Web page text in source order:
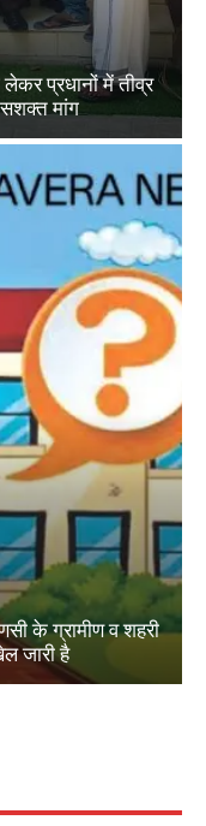
प्रधानों में तीव्र
मांग
के ग्रामीण व शहरी
जारी है